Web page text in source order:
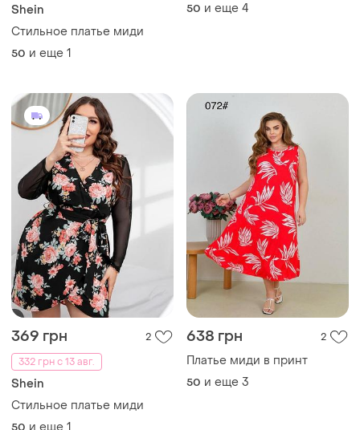
Shein
Стильное платье миди
50 и еще 1
50 и еще 4
369 грн
2
332 грн с 13 авг.
Shein
Стильное платье миди
638 грн 2
Платье миди в принт
50 и еще 3